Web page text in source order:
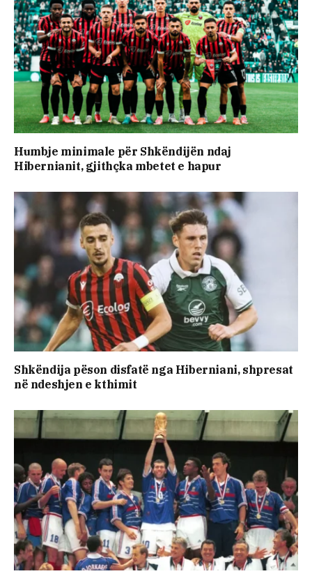
Humbje minimale për Shkëndijën ndaj
Hibernianit, gjithçka mbetet e hapur
Shkëndija pëson disfatë nga Hiberniani, shpresat
në ndeshjen e kthimit